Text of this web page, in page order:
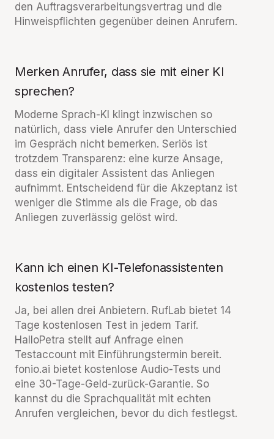
den Auftragsverarbeitungsvertrag und die
Hinweispflichten gegenüber deinen Anrufern.
Merken Anrufer, dass sie mit einer KI
sprechen?
Moderne Sprach-KI klingt inzwischen so
natürlich, dass viele Anrufer den Unterschied
im Gespräch nicht bemerken. Seriös ist
trotzdem Transparenz: eine kurze Ansage,
dass ein digitaler Assistent das Anliegen
aufnimmt. Entscheidend für die Akzeptanz ist
weniger die Stimme als die Frage, ob das
Anliegen zuverlässig gelöst wird.
Kann ich einen KI-Telefonassistenten
kostenlos testen?
Ja, bei allen drei Anbietern. RufLab bietet 14
Tage kostenlosen Test in jedem Tarif.
HalloPetra stellt auf Anfrage einen
Testaccount mit Einführungstermin bereit.
fonio.ai bietet kostenlose Audio-Tests und
eine 30-Tage-Geld-zurück-Garantie. So
kannst du die Sprachqualität mit echten
Anrufen vergleichen, bevor du dich festlegst.